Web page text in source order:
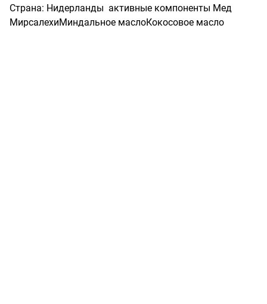
Страна: Нидерланды  активные компоненты Мед
МирсалехиМиндальное маслоКокосовое масло